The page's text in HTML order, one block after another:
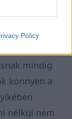
Policy
mindig
könnyen a
nélkül nem